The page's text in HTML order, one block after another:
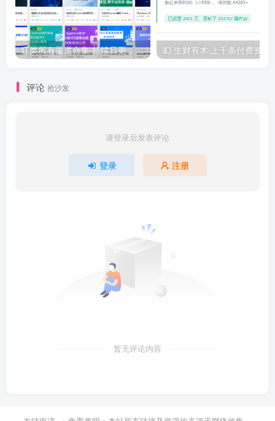
IT类所有渠道合集 持续日更，目前近四千多条资源 年费用户微信私信获取权限
评论 抢沙发
请登录后发表评论
登录 注册
暂无评论内容